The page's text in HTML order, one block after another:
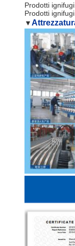
Prodotti
Prodotti
▼